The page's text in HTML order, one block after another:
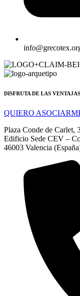
DISFRUTA DE LAS
QUIERO
Plaza Conde de Carlet,
Edificio Sede CEV –
46003 Valencia